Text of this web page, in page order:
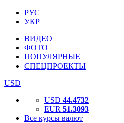
РУС
УКР
ВИДЕО
ФОТО
ПОПУЛЯРНЫЕ
СПЕЦПРОЕКТЫ
USD
USD 44.4732
EUR 51.3093
Все курсы валют